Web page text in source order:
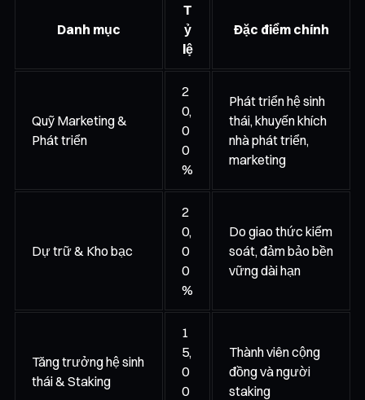
Danh mục
T
ỷ
lệ
Đặc điểm chính
Quỹ Marketing &
Phát triển
2
0,
0
0
%
Phát triển hệ sinh
thái, khuyến khích
nhà phát triển,
marketing
Dự trữ & Kho bạc
2
0,
0
0
%
Do giao thức kiểm
soát, đảm bảo bền
vững dài hạn
Tăng trưởng hệ sinh
thái & Staking
1
5,
0
0
Thành viên cộng
đồng và người
staking